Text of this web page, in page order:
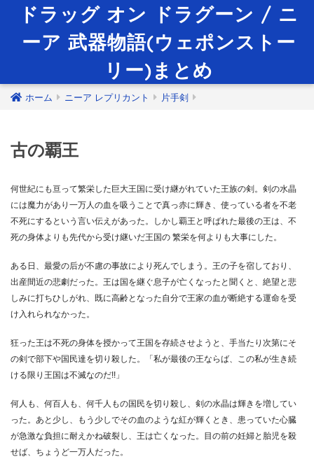
ドラッグ オン ドラグーン / ニ
ーア 武器物語(ウェポンストー
リー)まとめ
ホーム ニーア レプリカント 片手剣
古の覇王
何世紀にも亘って繁栄した巨大王国に受け継がれていた王族の剣。剣の水晶
には魔力があり一万人の血を吸うことで真っ赤に輝き、使っている者を不老
不死にするという言い伝えがあった。しかし覇王と呼ばれた最後の王は、不
死の身体よりも先代から受け継いだ王国の 繁栄を何よりも大事にした。
ある日、最愛の后が不慮の事故により死んでしまう。王の子を宿しており、
出産間近の悲劇だった。王は国を継ぐ息子が亡くなったと聞くと、絶望と悲
しみに打ちひしがれ、既に高齢となった自分で王家の血が断絶する運命を受
け入れられなかった。
狂った王は不死の身体を授かって王国を存続させようと、手当たり次第にそ
の剣で部下や国民達を切り殺した。「私が最後の王ならば、この私が生き続
ける限り王国は不滅なのだ!!」
何人も、何百人も、何千人もの国民を切り殺し、剣の水晶は輝きを増してい
った。あと少し、もう少しでその血のような紅が輝くとき、患っていた心臓
が急激な負担に耐えかね破裂し、王は亡くなった。目の前の妊婦と胎児を殺
せば、ちょうど一万人だった。